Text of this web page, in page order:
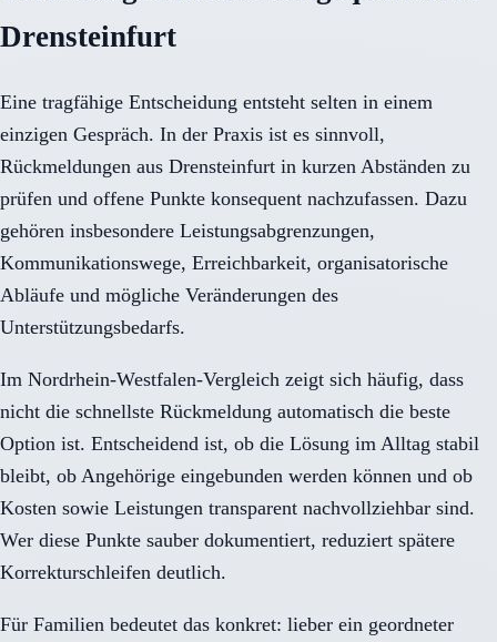
Drensteinfurt
Eine tragfähige Entscheidung entsteht selten in einem
einzigen Gespräch. In der Praxis ist es sinnvoll,
Rückmeldungen aus Drensteinfurt in kurzen Abständen zu
prüfen und offene Punkte konsequent nachzufassen. Dazu
gehören insbesondere Leistungsabgrenzungen,
Kommunikationswege, Erreichbarkeit, organisatorische
Abläufe und mögliche Veränderungen des
Unterstützungsbedarfs.
Im Nordrhein-Westfalen-Vergleich zeigt sich häufig, dass
nicht die schnellste Rückmeldung automatisch die beste
Option ist. Entscheidend ist, ob die Lösung im Alltag stabil
bleibt, ob Angehörige eingebunden werden können und ob
Kosten sowie Leistungen transparent nachvollziehbar sind.
Wer diese Punkte sauber dokumentiert, reduziert spätere
Korrekturschleifen deutlich.
Für Familien bedeutet das konkret: lieber ein geordneter